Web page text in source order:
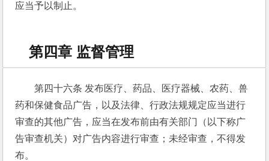
应当予以制止。
第四章 监督管理
第四十六条 发布医疗、药品、医疗器械、农药、兽
药和保健食品广告，以及法律、行政法规规定应当进行
审查的其他广告，应当在发布前由有关部门（以下称广
告审查机关）对广告内容进行审查；未经审查，不得发
布。